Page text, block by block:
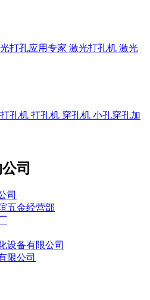
打孔应用专家 激光打孔机 激光
孔机 打孔机 穿孔机 小孔穿孔加
司
司
五金经营部
设备有限公司
限公司